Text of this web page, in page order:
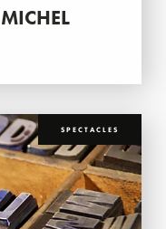
SPECTACLES